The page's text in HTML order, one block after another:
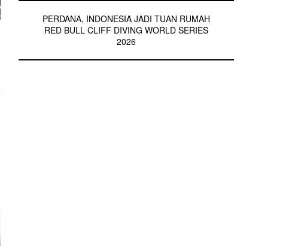
PERDANA, INDONESIA JADI TUAN RUMAH
RED BULL CLIFF DIVING WORLD SERIES
2026